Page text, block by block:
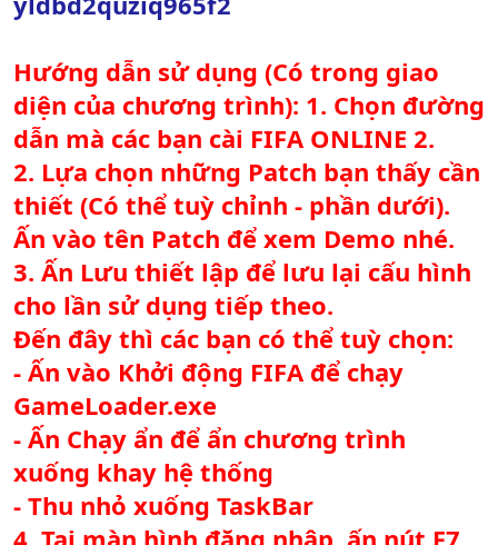
Hướng dẫn sử dụng (Có trong giao
diện của chương trình): 1. Chọn đường
dẫn mà các bạn cài FIFA ONLINE 2.
2. Lựa chọn những Patch bạn thấy cần
thiết (Có thể tuỳ chỉnh - phần dưới).
Ấn vào tên Patch để xem Demo nhé.
3. Ấn Lưu thiết lập để lưu lại cấu hình
cho lần sử dụng tiếp theo.
Đến đây thì các bạn có thể tuỳ chọn:
- Ấn vào Khởi động FIFA để chạy
GameLoader.exe
- Ấn Chạy ẩn để ẩn chương trình
xuống khay hệ thống
- Thu nhỏ xuống TaskBar
4. Tại màn hình đăng nhập, ấn nút F7,